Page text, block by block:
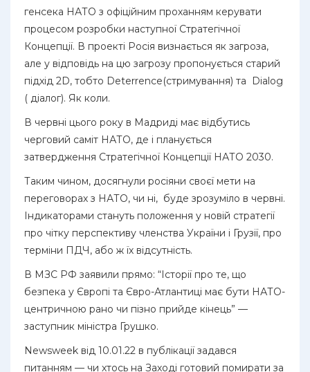
генсека НАТО з офіційним проханням керувати
процесом розробки наступної Стратегічної
Концепції. В проекті Росія визнається як загроза,
але у відповідь на цю загрозу пропонується старий
підхід 2D, тобто Deterrence(стримування) та Dialog
( діалог). Як коли.
В червні цього року в Мадриді має відбутись
черговий саміт НАТО, де і планується
затвердження Стратегічної Концепції НАТО 2030.
Таким чином, досягнули росіяни своєї мети на
переговорах з НАТО, чи ні, буде зрозуміло в червні.
Індикаторами стануть положення у новій стратегії
про чітку перспективу членства України і Грузії, про
терміни ПДЧ, або ж їх відсутність.
В МЗС РФ заявили прямо: “Історії про те, що
безпека у Європі та Євро-Атлантиці має бути НАТО-
центричною рано чи пізно прийде кінець” —
заступник міністра Грушко.
Newsweek від 10.01.22 в публікації задався
питанням — чи хтось на Заході готовий помирати за